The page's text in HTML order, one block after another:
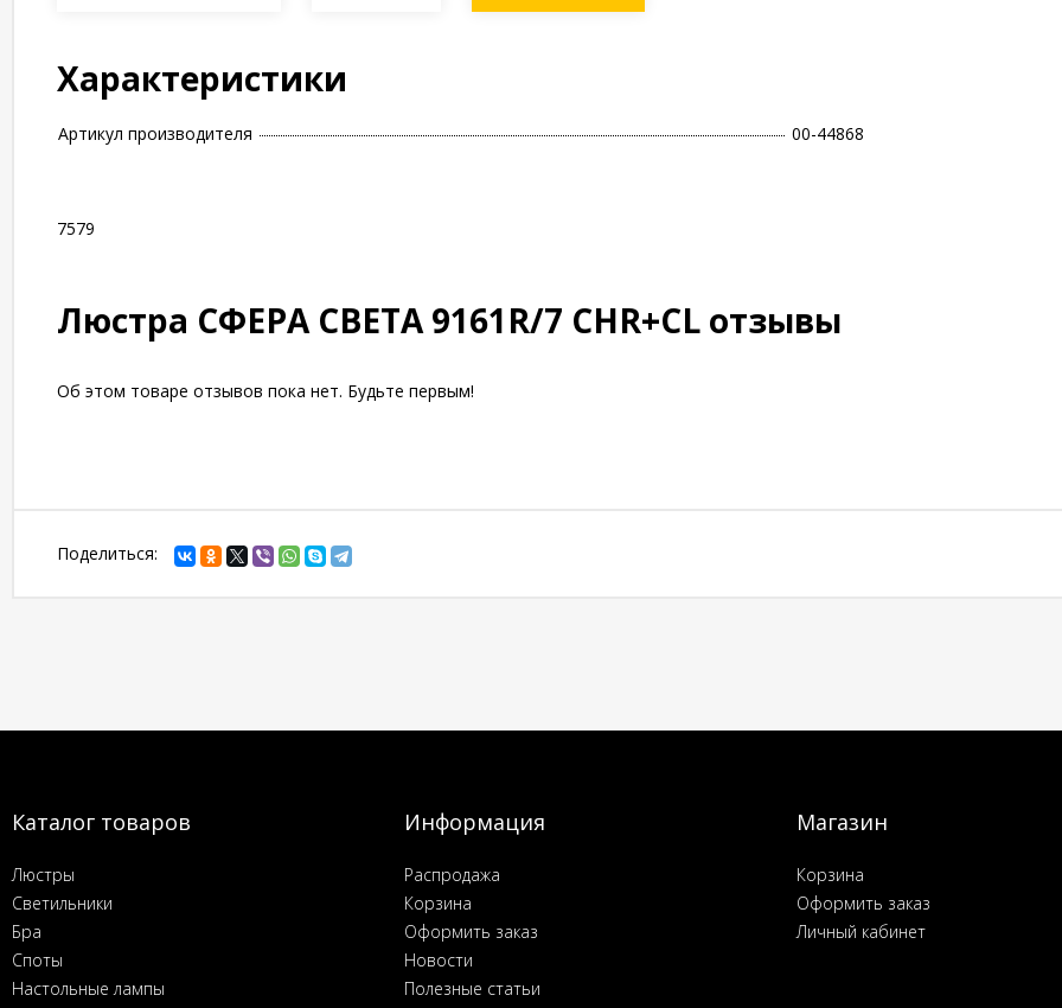
Характеристики
Артикул производителя 00-44868
7579
Люстра СФЕРА СВЕТА 9161R/7 CHR+CL отзывы
Об этом товаре отзывов пока нет. Будьте первым!
Поделиться:
Каталог товаров
Люстры
Светильники
Бра
Споты
Настольные лампы
Информация
Распродажа
Корзина
Оформить заказ
Новости
Полезные статьи
Магазин
Корзина
Оформить заказ
Личный кабинет